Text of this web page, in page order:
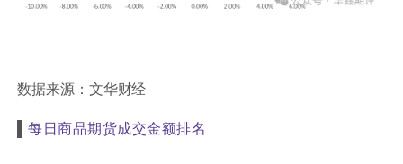
数据来源：文华财经
▌每日商品期货成交金额排名